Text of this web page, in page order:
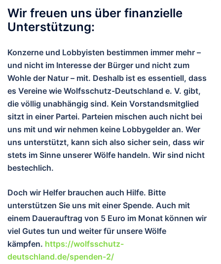
Wir freuen uns über finanzielle
Unterstützung:
Konzerne und Lobbyisten bestimmen immer mehr –
und nicht im Interesse der Bürger und nicht zum
Wohle der Natur – mit. Deshalb ist es essentiell, dass
es Vereine wie Wolfsschutz-Deutschland e. V. gibt,
die völlig unabhängig sind. Kein Vorstandsmitglied
sitzt in einer Partei. Parteien mischen auch nicht bei
uns mit und wir nehmen keine Lobbygelder an. Wer
uns unterstützt, kann sich also sicher sein, dass wir
stets im Sinne unserer Wölfe handeln. Wir sind nicht
bestechlich.
Doch wir Helfer brauchen auch Hilfe. Bitte
unterstützen Sie uns mit einer Spende. Auch mit
einem Dauerauftrag von 5 Euro im Monat können wir
viel Gutes tun und weiter für unsere Wölfe
kämpfen. https://wolfsschutz-
deutschland.de/spenden-2/